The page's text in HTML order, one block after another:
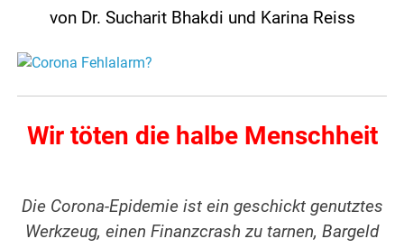
von Dr. Sucharit Bhakdi und Karina Reiss
Wir töten die halbe Menschheit
Die Corona-Epidemie ist ein geschickt genutztes
Werkzeug, einen Finanzcrash zu tarnen, Bargeld